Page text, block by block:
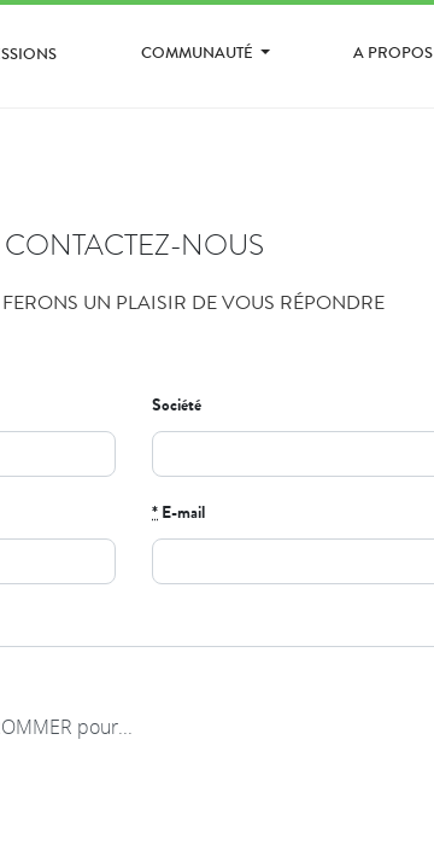
COMMUNAUTÉ A PROPOS
CONTACTEZ-NOUS
UN PLAISIR DE VOUS RÉPONDRE
Société
*E-mail